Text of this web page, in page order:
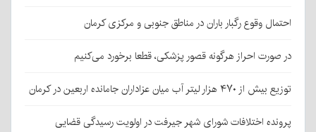
احتمال وقوع رگبار باران در مناطق جنوبی و مرکزی کرمان
در صورت احراز هرگونه قصور پزشکی، قطعا برخورد می‌کنیم
توزیع بیش از ۴۷۰ هزار لیتر آب میان عزاداران جامانده اربعین در کرمان
پرونده اختلافات شورای شهر جیرفت در اولویت رسیدگی قضایی